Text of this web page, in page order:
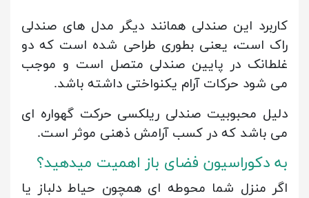
کاربرد این صندلی همانند دیگر مدل های صندلی
راک است، یعنی بطوری طراحی شده است که دو
غلطانک در پایین صندلی متصل است و موجب
می شود حرکات آرام یکنواختی داشته باشد.
دلیل محبوبیت صندلی ریلکسی حرکت گهواره ای
می باشد که در کسب آرامش ذهنی موثر است.
به دکوراسیون فضای باز اهمیت میدهید؟
اگر منزل شما محوطه ای همچون حیاط دلباز یا